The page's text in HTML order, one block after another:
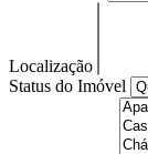
Localização
Status do Imóvel